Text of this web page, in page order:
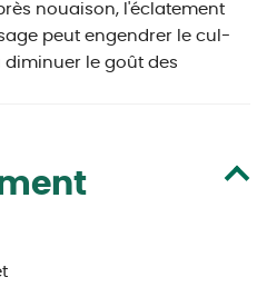
nouaison, l'éclatement
peut engendrer le cul-
le goût des